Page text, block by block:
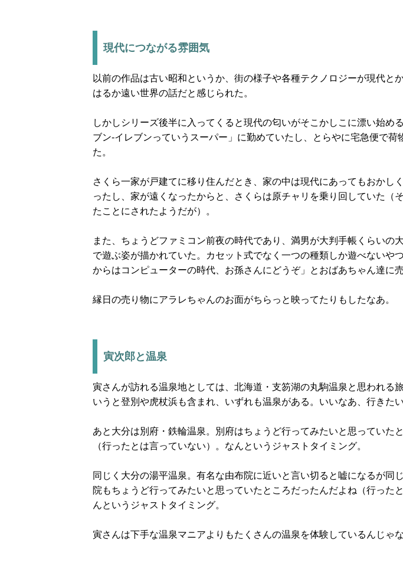
現代につながる雰囲気
以前の作品は古い昭和というか、街の様子や各種テクノロジーが現代と
はるか遠い世界の話だと感じられた。
しかしシリーズ後半に入ってくると現代の匂いがそこかしこに漂い始め
ブン-イレブンっていうスーパー」に勤めていたし、とらやに宅急便で荷
た。
さくら一家が戸建てに移り住んだとき、家の中は現代にあってもおかし
ったし、家が遠くなったからと、さくらは原チャリを乗り回していた（
たことにされたようだが）。
また、ちょうどファミコン前夜の時代であり、満男が大判手帳くらいの
で遊ぶ姿が描かれていた。カセット式でなく一つの種類しか遊べないや
からはコンピューターの時代、お孫さんにどうぞ」とおばあちゃん達に
縁日の売り物にアラレちゃんのお面がちらっと映ってたりもしたなあ。
寅次郎と温泉
寅さんが訪れる温泉地としては、北海道・支笏湖の丸駒温泉と思われる
いうと登別や虎杖浜も含まれ、いずれも温泉がある。いいなあ、行きたい
あと大分は別府・鉄輪温泉。別府はちょうど行ってみたいと思っていた
（行ったとは言っていない）。なんというジャストタイミング。
同じく大分の湯平温泉。有名な由布院に近いと言い切ると嘘になるが同
院もちょうど行ってみたいと思っていたところだったんだよね（行った
んというジャストタイミング。
寅さんは下手な温泉マニアよりもたくさんの温泉を体験しているんじゃな